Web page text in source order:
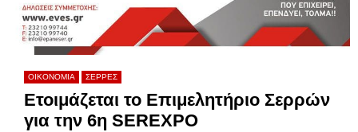
ΟΙΚΟΝΟΜΙΑ ΣΕΡΡΕΣ
Ετοιμάζεται το Επιμελητήριο Σερρών
για την 6η SEREXPO